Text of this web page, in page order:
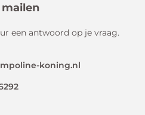
een antwoord op je vraag.
koning.nl